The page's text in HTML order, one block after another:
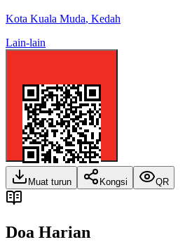
Kota Kuala Muda, Kedah
Lain-lain
Muat turun Kongsi QR
Doa Harian